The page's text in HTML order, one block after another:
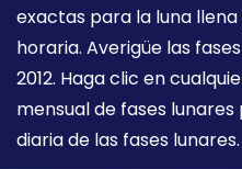
exactas para la luna llena
horaria. Averigüe las
2012. Haga clic en
mensual de fases
diaria de las fases lunares.